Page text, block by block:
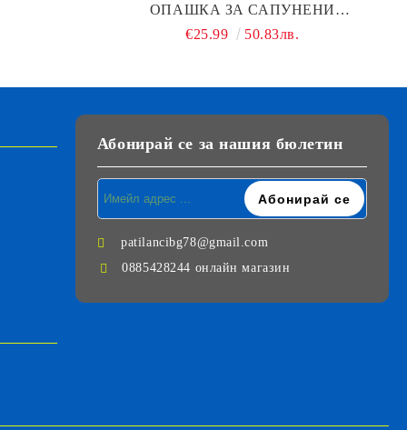
ОПАШКА ЗА САПУНЕНИ
МЕХУРЧЕТА MATTEL JLW56
€25.99 50.83лв.
Абонирай се за нашия бюлетин
patilancibg78@gmail.com
0885428244 онлайн магазин